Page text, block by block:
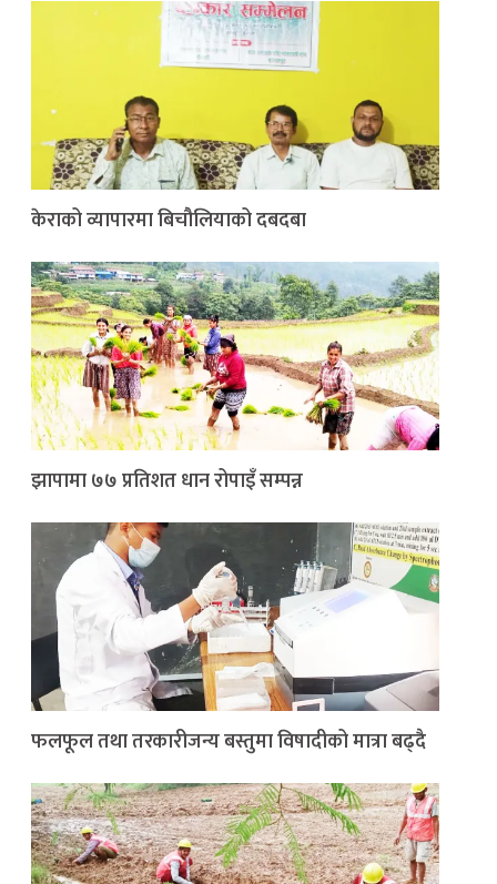
केराको व्यापारमा बिचौलियाको दबदबा
झापामा ७७ प्रतिशत धान रोपाइँ सम्पन्न
फलफूल तथा तरकारीजन्य बस्तुमा विषादीको मात्रा बढ्दै